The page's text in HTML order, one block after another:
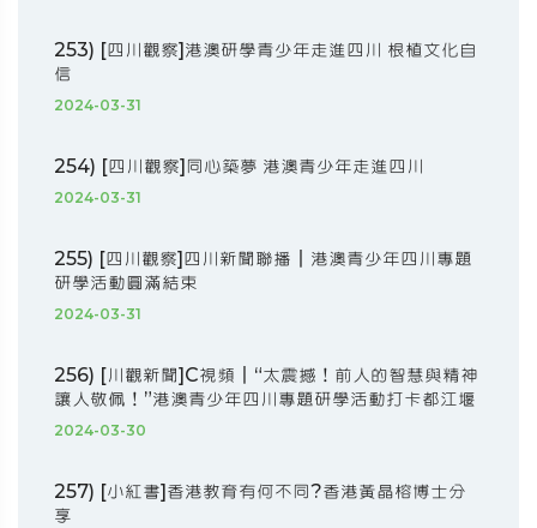
253) [四川觀察]港澳研學青少年走進四川 根植文化自
信
2024-03-31
254) [四川觀察]同心築夢 港澳青少年走進四川
2024-03-31
255) [四川觀察]四川新聞聯播丨港澳青少年四川專題
研學活動圓滿結束
2024-03-31
256) [川觀新聞]C視頻丨“太震撼！前人的智慧與精神
讓人敬佩！”港澳青少年四川專題研學活動打卡都江堰
2024-03-30
257) [小紅書]香港教育有何不同?香港黃晶榕博士分
享